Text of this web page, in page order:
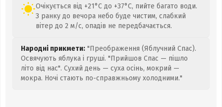
Очікується від +21°C до +37°C, пийте багато води.
З ранку до вечора небо буде чистим, слабкий
вітер до 2 м/с, опадів не передбачається.
Народні прикмети: "Преображення (Яблучний Спас).
Освячують яблука і груші. "Прийшов Спас — пішло
літо від нас". Сухий день — суха осінь, мокрий —
мокра. Ночі стають по-справжньому холодними."